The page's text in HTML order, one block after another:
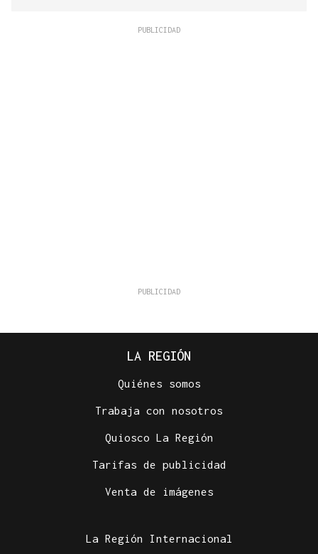
LA REGIÓN
Quiénes somos
Trabaja con nosotros
Quiosco La Región
Tarifas de publicidad
Venta de imágenes
La Región Internacional